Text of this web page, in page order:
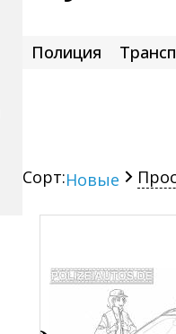
Полиция
Сорт:Новые